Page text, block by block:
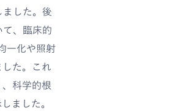
ました。後
て、臨床的
一化や照射
た。これ
科学的根
ました。